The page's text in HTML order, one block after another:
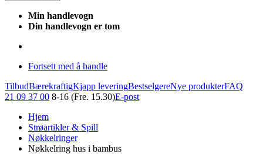
Min handlevogn
Din handlevogn er tom
Fortsett med å handle
TilbudBærekraftigKjapp leveringBestselgereNye produkterFAQ
21 09 37 00 8-16 (Fre. 15.30)E-post
Hjem
Strøartikler & Spill
Nøkkelringer
Nøkkelring hus i bambus